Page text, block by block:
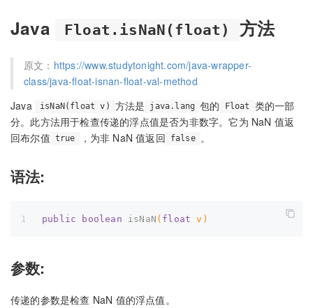
Java Float.isNaN(float) 方法
原文： https://www.studytonight.com/java-wrapper-
class/java-float-isnan-float-val-method
Java
isNaN(float v) 方法是 java.lang 包的 Float
类的一部
分。此方法用于检查传递的浮点值是否为非数字。它为 NaN 值返
回布尔值 true ，为非 NaN 值返回 false 。
语法:
public boolean isNaN ( float v)
参数:
传递的参数是检查 NaN 值的浮点值。